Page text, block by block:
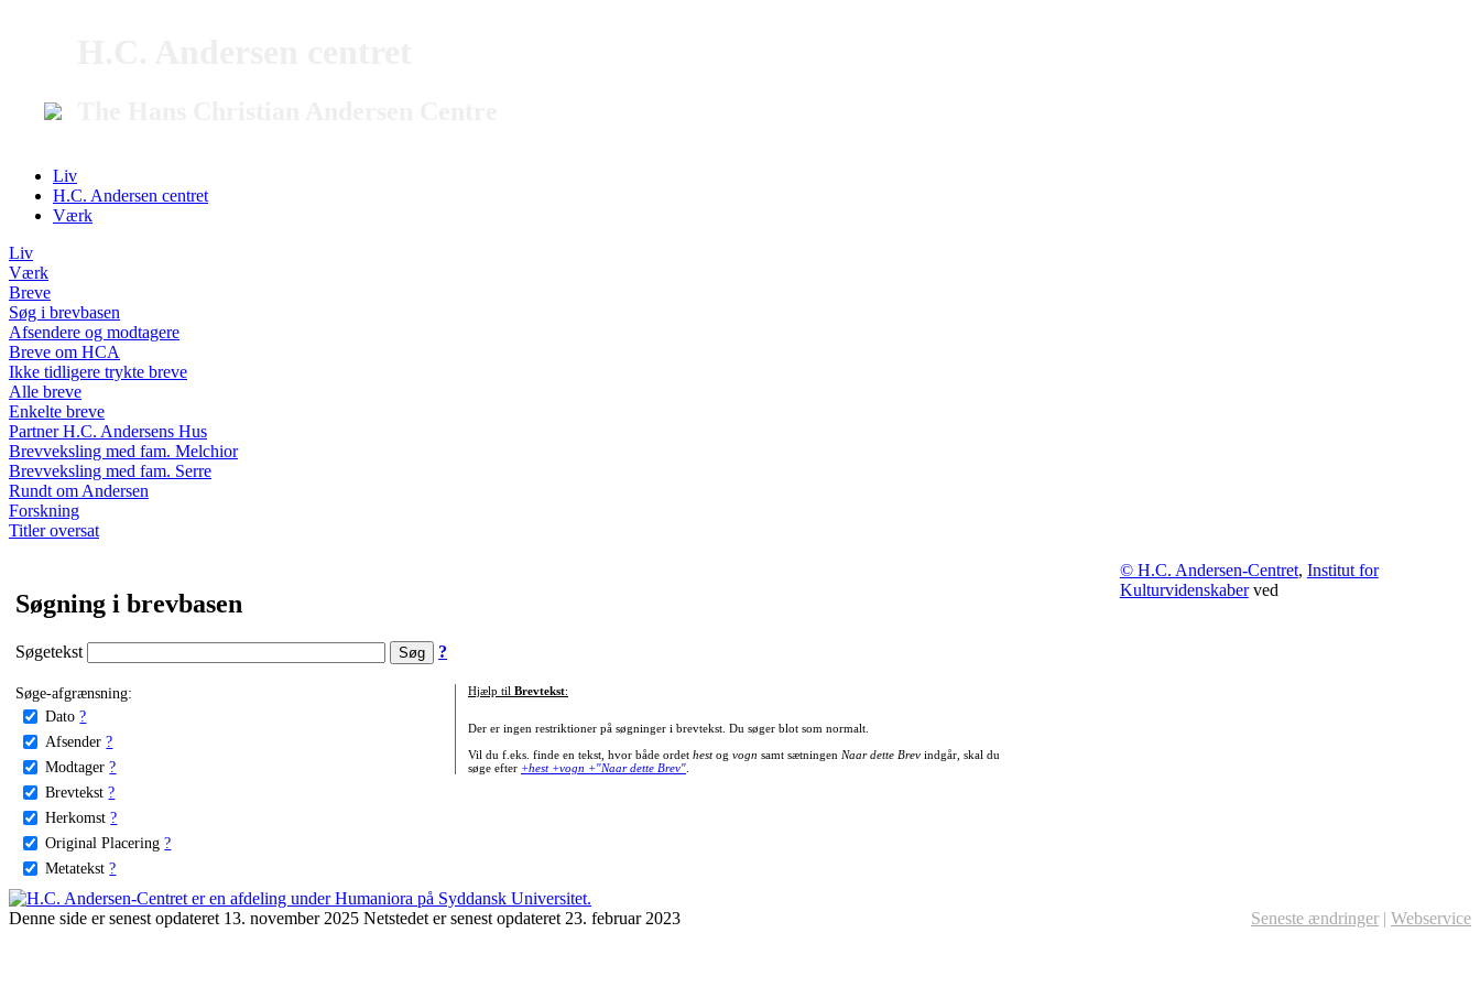
Liv
H.C. Andersen centret
Værk
Liv
Værk
Breve
Søg i brevbasen
Afsendere og modtagere
Breve om HCA
Ikke tidligere trykte breve
Alle breve
Enkelte breve
Partner H.C. Andersens Hus
Brevveksling med fam. Melchior
Brevveksling med fam. Serre
Rundt om Andersen
Forskning
Titler oversat
Søgning i brevbasen
Søgetekst ?
Søge-afgrænsning:
Dato ?
Afsender ?
Modtager ?
Brevtekst ?
Herkomst ?
Original Placering ?
Metatekst ?
Hjælp til Brevtekst:
Der er ingen restriktioner på søgninger i brevtekst. Du søger blot som normalt.
Vil du f.eks. finde en tekst, hvor både ordet hestog vogn samt sætningen Naar dette Brevindgår, skal du
søge efter +hest +vogn +"Naar dette Brev".
© H.C. Andersen-Centret, Institut for
Kulturvidenskaberved
Denne side er senest opdateret 13. november 2025 Netstedet er senest opdateret 23. februar 2023 Seneste ændringer | Webservice